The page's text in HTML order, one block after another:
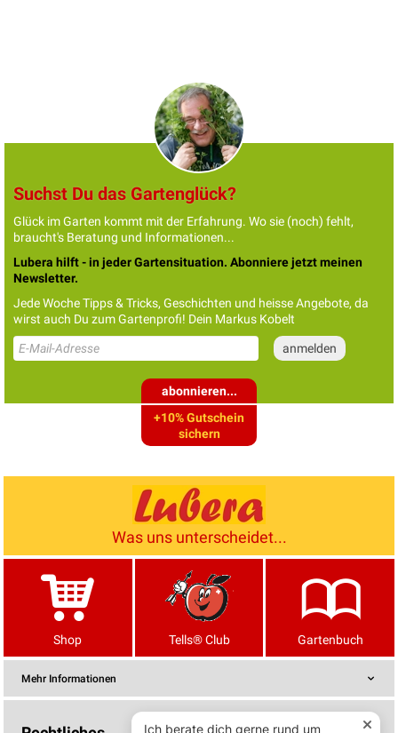
Suchst Du das Gartenglück?
Glück im Garten kommt mit der Erfahrung. Wo sie (noch) fehlt,
braucht's Beratung und Informationen...
Lubera hilft - in jeder Gartensituation. Abonniere jetzt meinen
Newsletter.
Jede Woche Tipps & Tricks, Geschichten und heisse Angebote, da
wirst auch Du zum Gartenprofi! Dein Markus Kobelt
abonnieren...
+10% Gutschein
sichern
Was uns unterscheidet...
Shop Tells® Club Gartenbuch
Mehr Informationen